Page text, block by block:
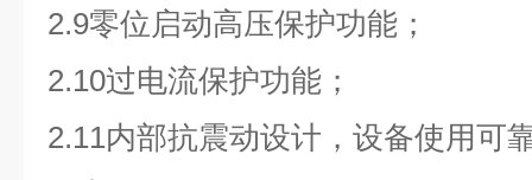
2.9零位启动高压保护功能；
2.10过电流保护功能；
2.11内部抗震动设计，设备使用可